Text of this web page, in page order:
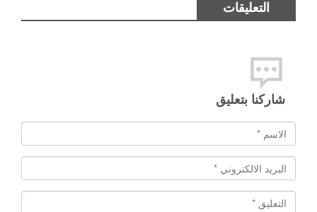
التعليقات
شاركنا بتعليق